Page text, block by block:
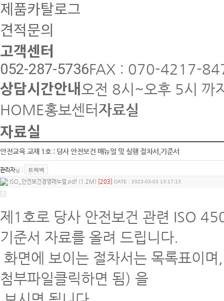
제품카탈로그
견적문의
고객센터
052-287-5736FAX : 070-4217-
상담시간안내오전 8시~오후 5시 까
HOME홍보센터자료실
자료실
안전교육 교재 1호 : 당사 안전보건 매뉴얼 및 실행 절차서,기준서
관리자님 트랙백
ISO_안전보건경영메뉴얼.pdf (1.2M) [203] DATE : 2023-03-03 13:17:13
제1호로 당사 안전보건 관련 ISO
기준서 자료를 올려 드립니다.
화면에 보이는 절차서는 목록표이
첨부파일클릭하면 됨) 을